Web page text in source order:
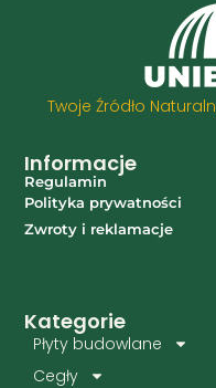
Twoje Źródło
Kategorie
Płyty budowlane
Cegły
Informacje
Regulamin
Polityka prywatności
Zwroty i reklamacje